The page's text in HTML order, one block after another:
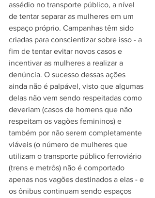
assédio no transporte público, a nível
de tentar separar as mulheres em um
espaço próprio. Campanhas têm sido
criadas para conscientizar sobre isso - a
fim de tentar evitar novos casos e
incentivar as mulheres a realizar a
denúncia. O sucesso dessas ações
ainda não é palpável, visto que algumas
delas não vem sendo respeitadas como
deveriam (casos de homens que não
respeitam os vagões femininos) e
também por não serem completamente
viáveis (o número de mulheres que
utilizam o transporte público ferroviário
(trens e metrôs) não é comportado
apenas nos vagões destinados a elas - e
os ônibus continuam sendo espaços